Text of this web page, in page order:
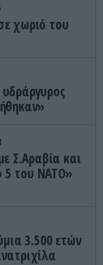
χωριό του
Σ.Αραβία και
5 του ΝΑΤΟ»
3.500 ετών